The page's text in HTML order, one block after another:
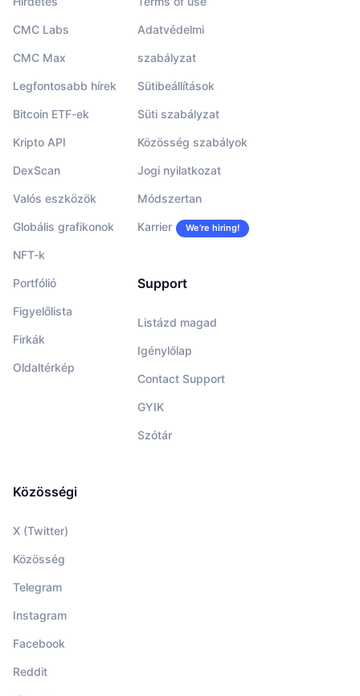
CMC Labs
CMC Max
Legfontosabb hírek
Bitcoin ETF-ek
Kripto API
DexScan
Valós eszközök
Globális grafikonok
NFT-k
Portfólió
Figyelőlista
Firkák
Oldaltérkép
Adatvédelmi
szabályzat
Sütibeállítások
Süti szabályzat
Közösség szabályok
Jogi nyilatkozat
Módszertan
Karrier We’re hiring!
Support
Listázd magad
Igénylőlap
Contact Support
GYIK
Szótár
Közösségi
X (Twitter)
Közösség
Telegram
Instagram
Facebook
Reddit